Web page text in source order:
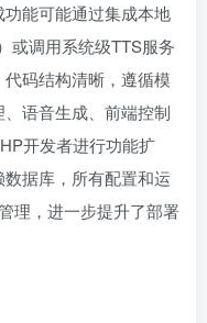
能可能通过集成本地
或调用系统级TTS服务
码结构清晰，遵循模
语音生成、前端控制
开发者进行功能扩
据库，所有配置和运
理，进一步提升了部署